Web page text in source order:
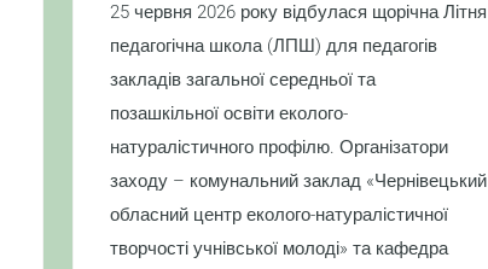
25 червня 2026 року відбулася щорічна Літня
педагогічна школа (ЛПШ) для педагогів
закладів загальної середньої та
позашкільної освіти еколого-
натуралістичного профілю. Організатори
заходу – комунальний заклад «Чернівецький
обласний центр еколого-натуралістичної
творчості учнівської молоді» та кафедра